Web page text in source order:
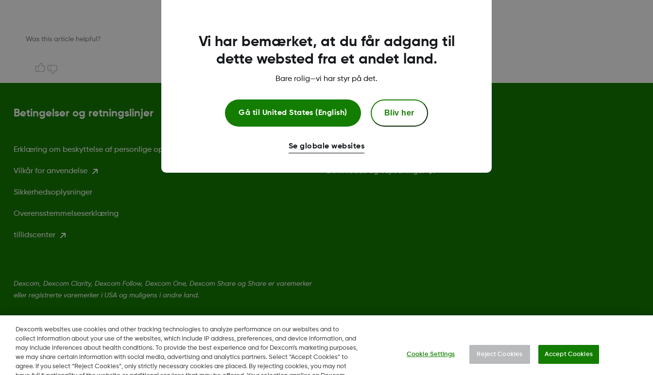
Was this article helpful?
Betingelser og retningslinjer
Erklæring om beskyttelse af personlige oplysninger
Vilkår for anvendelse
Sikkerhedsoplysninger
Overensstemmelseserklæring
tillidscenter
Flere oplysninger
Kompatibilitet
Downloads og Vejledninger
Dexcom, Dexcom Clarity, Dexcom Follow, Dexcom One, Dexcom Share og Share er varemerker
eller registrerte varemerker i USA og muligens i andre land.
Dexcom's websites use cookies and other tracking technologies to analyze performance on our websites and to
collect information about your use of the websites, which include IP address, preferences, and device information, and
may include inferences about health conditions. To provide the best experience and for Dexcom’s marketing purposes,
we may share certain information with social media, advertising and analytics partners. Select “Accept Cookies” to
agree. If you select “Reject Cookies”, only strictly necessary cookies are placed. By rejecting cookies, you may not
Cookie Settings Reject Cookies Accept Cookies
Vi har bemærket, at du får adgang til
dette websted fra et andet land.
Bare rolig—vi har styr på det.
Gå til United States (English) Bliv her
Se globale websites